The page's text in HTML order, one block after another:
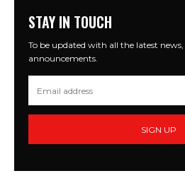
STAY IN TOUCH
To be updated with all the latest news,
announcements.
SIGN UP